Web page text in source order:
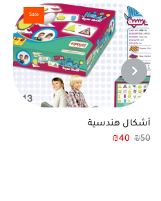
PREVIOUS
Sale
أشكال هندسية
₪50
₪40